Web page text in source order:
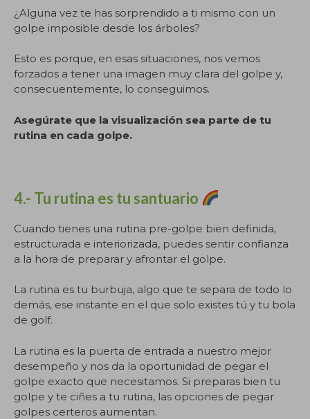
¿Alguna vez te has sorprendido a ti mismo con un
golpe imposible desde los árboles?
Esto es porque, en esas situaciones, nos vemos
forzados a tener una imagen muy clara del golpe y,
consecuentemente, lo conseguimos.
Asegúrate que la visualización sea parte de tu
rutina en cada golpe.
4.- Tu rutina es tu santuario
Cuando tienes una rutina pre-golpe bien definida,
estructurada e interiorizada, puedes sentir confianza
a la hora de preparar y afrontar el golpe.
La rutina es tu burbuja, algo que te separa de todo lo
demás, ese instante en el que solo existes tú y tu bola
de golf.
La rutina es la puerta de entrada a nuestro mejor
desempeño y nos da la oportunidad de pegar el
golpe exacto que necesitamos. Si preparas bien tu
golpe y te ciñes a tu rutina, las opciones de pegar
golpes certeros aumentan.